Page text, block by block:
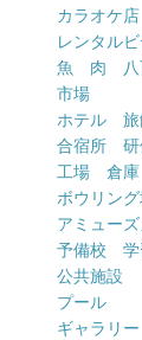
カラオケ店
レンタル
魚 肉 八
市場
ホテル
合宿所 研
工場 倉庫
ボウリン
アミュー
予備校 学
公共施設
プール
ギャラリー